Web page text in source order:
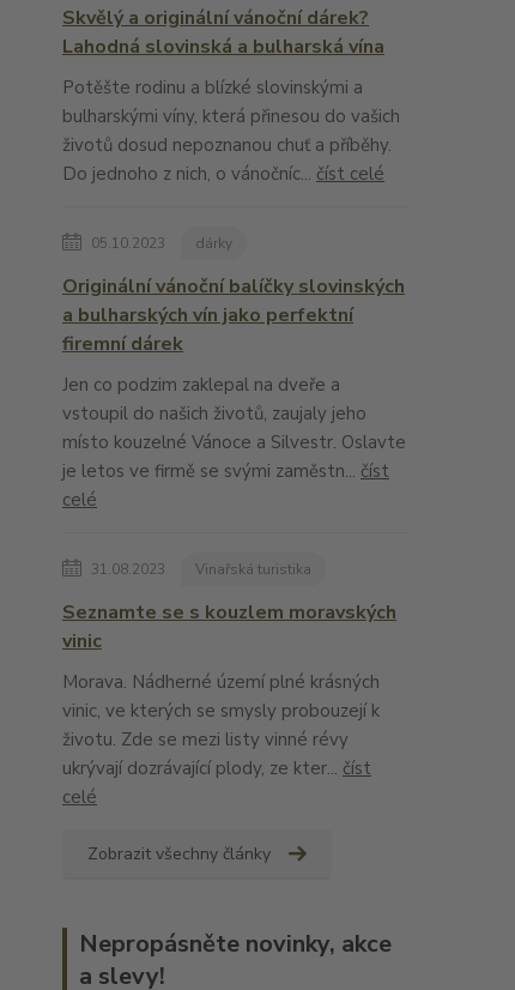
Skvělý a originální vánoční dárek?
Lahodná slovinská a bulharská vína
Potěšte rodinu a blízké slovinskými a
bulharskými víny, která přinesou do vašich
životů dosud nepoznanou chuť a příběhy.
Do jednoho z nich, o vánočníc... číst celé
05.10.2023 dárky
Originální vánoční balíčky slovinských
a bulharských vín jako perfektní
firemní dárek
Jen co podzim zaklepal na dveře a
vstoupil do našich životů, zaujaly jeho
místo kouzelné Vánoce a Silvestr. Oslavte
je letos ve firmě se svými zaměstn... číst
celé
31.08.2023 Vinařská turistika
Seznamte se s kouzlem moravských
vinic
Morava. Nádherné území plné krásných
vinic, ve kterých se smysly probouzejí k
životu. Zde se mezi listy vinné révy
ukrývají dozrávající plody, ze kter... číst
celé
Zobrazit všechny články
Nepropásněte novinky, akce
a slevy!